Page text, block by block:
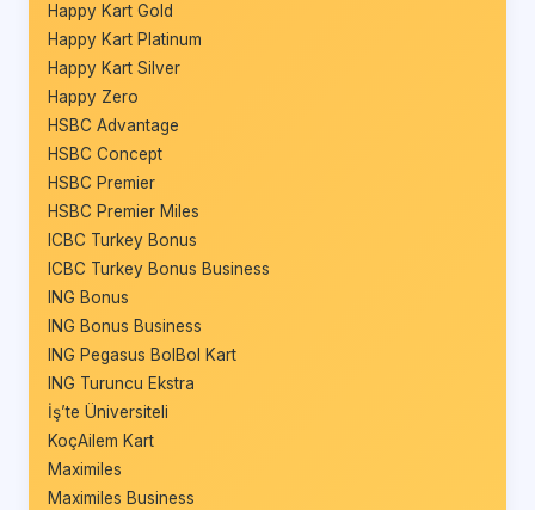
Happy Kart Gold
Happy Kart Platinum
Happy Kart Silver
Happy Zero
HSBC Advantage
HSBC Concept
HSBC Premier
HSBC Premier Miles
ICBC Turkey Bonus
ICBC Turkey Bonus Business
ING Bonus
ING Bonus Business
ING Pegasus BolBol Kart
ING Turuncu Ekstra
İş’te Üniversiteli
KoçAilem Kart
Maximiles
Maximiles Business